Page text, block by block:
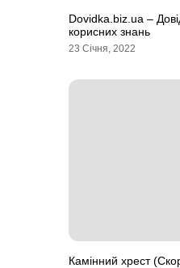
Dovidka.biz.ua –
корисних знань
23 Січня, 2022
Камінний хрест